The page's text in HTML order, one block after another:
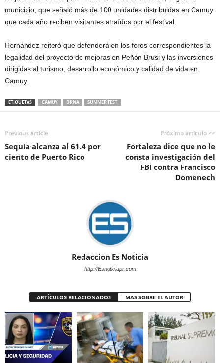
municipio, que señaló más de 100 unidades distribuidas en Camuy
que cada año reciben visitantes atraídos por el festival.
Hernández reiteró que defenderá en los foros correspondientes la
legalidad del proyecto de mejoras en Peñón Brusi y las inversiones
dirigidas al turismo, desarrollo económico y calidad de vida en
Camuy.
ETIQUETAS CAMUY DRNA SUMMER FEST
Previous article
Sequía alcanza al 61.4 por
ciento de Puerto Rico
Próximo artículo >>
Fortaleza dice que no le
consta investigación del
FBI contra Francisco
Domenech
Redaccion Es Noticia
http://Esnoticiapr.com
ARTÍCULOS RELACIONADOS MAS SOBRE EL AUTOR